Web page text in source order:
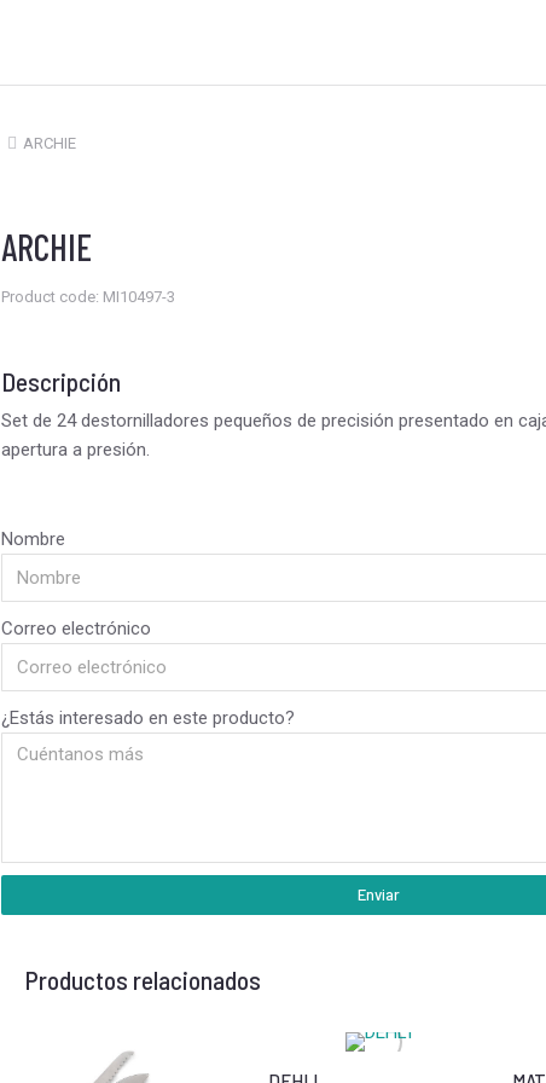
Estás aquí:
ARCHIE
ARCHIE
Product code: MI10497-3
Descripción
Set de 24 destornilladores pequeños de precisión presentado en
apertura a presión.
Nombre
Correo electrónico
¿Estás interesado en este producto?
Enviar
Productos relacionados